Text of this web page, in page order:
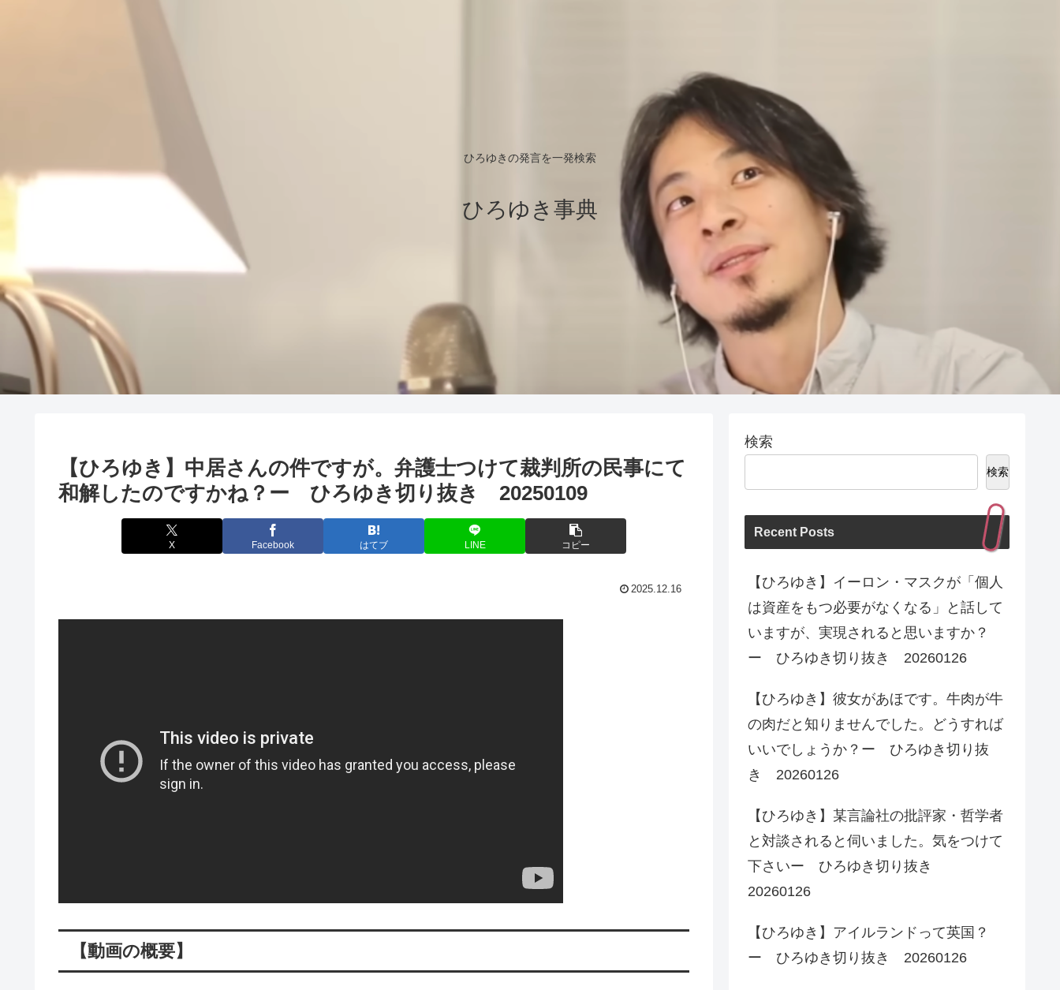
ひろゆきの発言を一発検索
ひろゆき事典
【ひろゆき】中居さんの件ですが。弁護士つけて裁判所の民事にて
和解したのですかね？ー ひろゆき切り抜き 20250109
X Facebook はてブ LINE コピー
2025.12.16
【動画の概要】
検索
検索
Recent Posts
【ひろゆき】イーロン・マスクが「個人
は資産をもつ必要がなくなる」と話して
いますが、実現されると思いますか？
ー ひろゆき切り抜き 20260126
【ひろゆき】彼女があほです。牛肉が牛
の肉だと知りませんでした。どうすれば
いいでしょうか？ー ひろゆき切り抜
き 20260126
【ひろゆき】某言論社の批評家・哲学者
と対談されると伺いました。気をつけて
下さいー ひろゆき切り抜き
20260126
【ひろゆき】アイルランドって英国？
ー ひろゆき切り抜き 20260126